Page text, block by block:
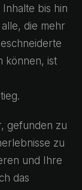
bis hin
die mehr
können, ist
gefunden zu
zu
und Ihre
das